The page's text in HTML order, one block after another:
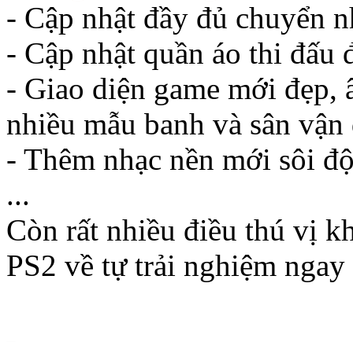
- Cập nhật đầy đủ chuyển
- Cập nhật quần áo thi đấu
- Giao diện game mới đẹp,
nhiều mẫu banh và sân
- Thêm nhạc nền mới sôi
...
Còn rất nhiều điều thú vị
PS2 về tự trải nghiệm ngay